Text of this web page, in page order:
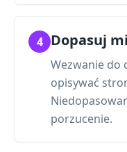
4 Dopasuj
Wezwanie do
opisywać
porzucenie.